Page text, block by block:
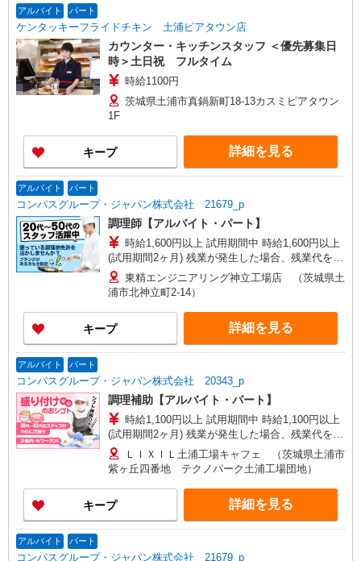
アルバイト パート
ケンタッキーフライドチキン 土浦ピアタウン店
カウンター・キッチンスタッフ ＜優先募集日
時＞土日祝 フルタイム
時給1100円
茨城県土浦市真鍋新町18-13カスミピアタウン
1F
キープ 詳細を見る
アルバイト パート
コンパスグループ・ジャパン株式会社 21679_p
調理師【アルバイト・パート】
時給1,600円以上 試用期間中 時給1,600円以上
(試用期間2ヶ月) 残業が発生した場合、残業代を1
分単位で別途支給します。
東精エンジニアリング神立工場店 （茨城県土
浦市北神立町2-14）
キープ 詳細を見る
アルバイト パート
コンパスグループ・ジャパン株式会社 20343_p
調理補助【アルバイト・パート】
時給1,100円以上 試用期間中 時給1,100円以上
(試用期間2ヶ月) 残業が発生した場合、残業代を1
分単位で別途支給します。
ＬＩＸＩＬ土浦工場キャフェ （茨城県土浦市
紫ヶ丘四番地 テクノパーク土浦工場団地）
キープ 詳細を見る
アルバイト パート
コンパスグループ・ジャパン株式会社 21679_p